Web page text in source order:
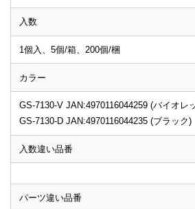
入数
1個入、5個/箱、200個/梱
カラー
GS-7130-V JAN:4970116044259 (バイオレ
GS-7130-D JAN:4970116044235 (ブラック)
入数違い品番
パーツ違い品番